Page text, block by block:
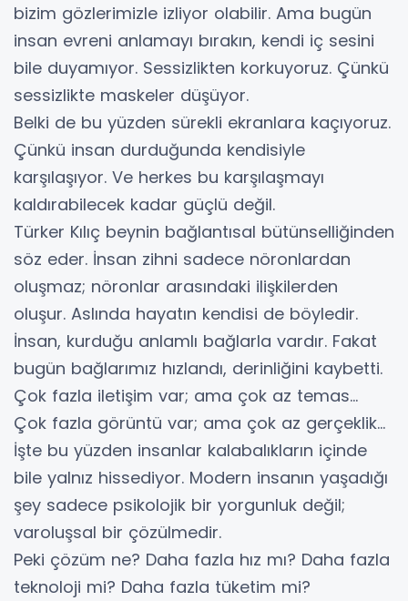
bizim gözlerimizle izliyor olabilir. Ama bugün
insan evreni anlamayı bırakın, kendi iç sesini
bile duyamıyor. Sessizlikten korkuyoruz. Çünkü
sessizlikte maskeler düşüyor.
Belki de bu yüzden sürekli ekranlara kaçıyoruz.
Çünkü insan durduğunda kendisiyle
karşılaşıyor. Ve herkes bu karşılaşmayı
kaldırabilecek kadar güçlü değil.
Türker Kılıç beynin bağlantısal bütünselliğinden
söz eder. İnsan zihni sadece nöronlardan
oluşmaz; nöronlar arasındaki ilişkilerden
oluşur. Aslında hayatın kendisi de böyledir.
İnsan, kurduğu anlamlı bağlarla vardır. Fakat
bugün bağlarımız hızlandı, derinliğini kaybetti.
Çok fazla iletişim var; ama çok az temas…
Çok fazla görüntü var; ama çok az gerçeklik…
İşte bu yüzden insanlar kalabalıkların içinde
bile yalnız hissediyor. Modern insanın yaşadığı
şey sadece psikolojik bir yorgunluk değil;
varoluşsal bir çözülmedir.
Peki çözüm ne? Daha fazla hız mı? Daha fazla
teknoloji mi? Daha fazla tüketim mi?